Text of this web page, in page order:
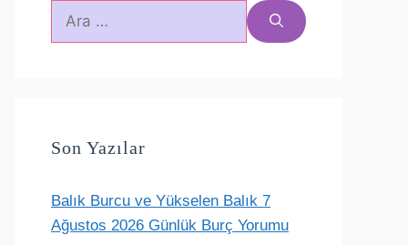
Günlük yorum
Akrep
Günlük yorum
Yay
Günlük yorum
için
Son Yazılar
Balık Burcu ve Yükselen Balık 7
Ağustos 2026 Günlük Burç Yorumu